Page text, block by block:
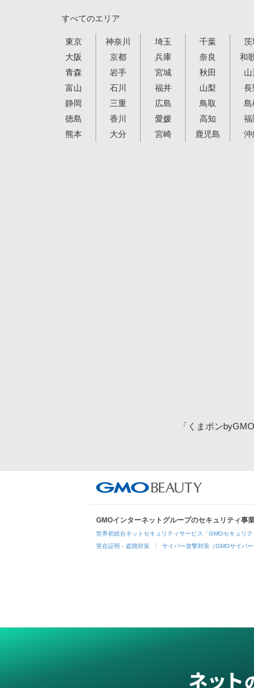
すべてのエリア
東京 神奈川 埼玉 千葉 茨
大阪
京都 兵庫 奈良 和
青森
岩手 宮城 秋田 山
富山
石川 福井 山梨 長
静岡
三重 広島 鳥取 島
徳島
香川 愛媛 高知 福
熊本
大分 宮崎 鹿児島 沖
「くまポン
GMOインターネットグループのセキュリティ事
世界初総合ネットセキュリティサービス「GMOセキュリテ
実在証明・盗聴対策 サイバー攻撃対策（GMOサイバ